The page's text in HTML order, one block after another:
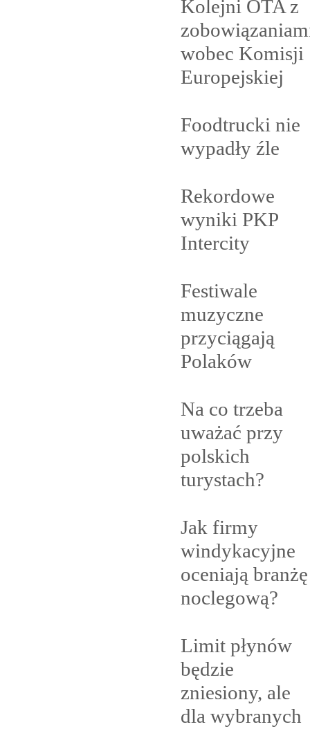
Kolejni OTA z
wobec Komisji
Europejskiej
Foodtrucki nie
wypadły źle
Rekordowe
wyniki PKP
Intercity
Festiwale
muzyczne
przyciągają
Polaków
Na co trzeba
uważać przy
polskich
turystach?
Jak firmy
windykacyjne
oceniają branżę
noclegową?
Limit płynów
będzie
zniesiony, ale
dla wybranych